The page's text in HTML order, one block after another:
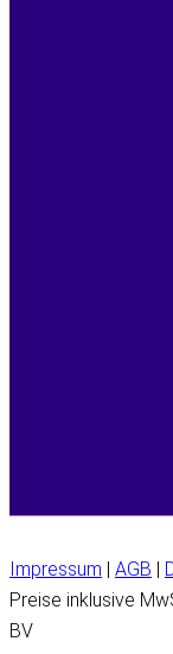
Impressum AGB
Preise inklusive
BV